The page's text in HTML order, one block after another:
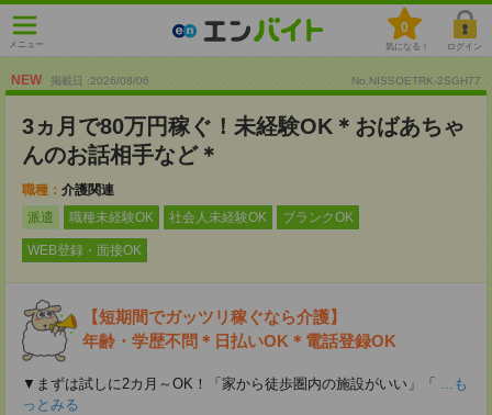
メニュー
0
気になる！ ログイン
NEW 掲載日 :2026/08/06 No.NISSOETRK-2SGH77
3ヵ月で80万円稼ぐ！未経験OK＊おばあちゃ
んのお話相手など＊
職種： 介護関連
派遣
職種未経験OK 社会人未経験OK ブランクOK
WEB登録・面接OK
【短期間でガッツリ稼ぐなら介護】
年齢・学歴不問＊日払いOK＊電話登録OK
▼まずは試しに2カ月～OK！「家から徒歩圏内の施設がいい」「 ...も
っとみる